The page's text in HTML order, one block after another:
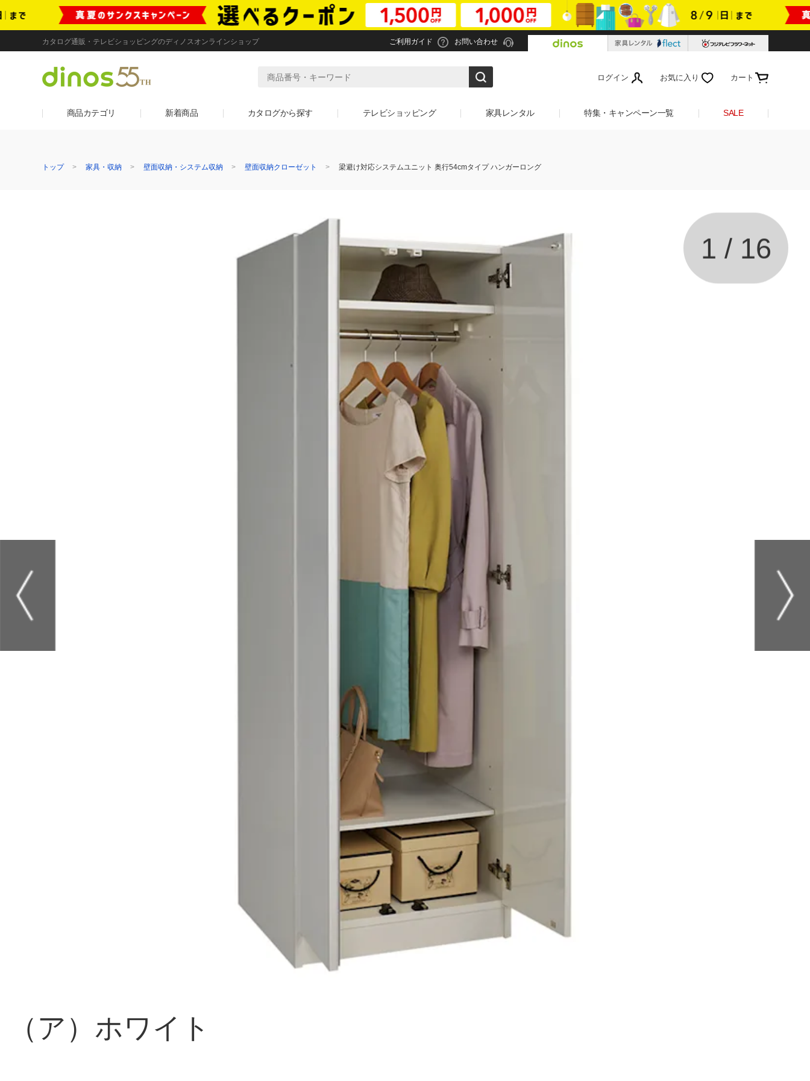
カタログ通販・テレビショッピングのディノスオンラインショップ ご利用ガイド お問い合わせ
ログイン お気に入り カート
商品カテゴリ 新着商品 カタログから探す テレビショッピング 家具レンタル 特集・キャンペーン一覧 SALE
トップ 家具・収納 壁面収納・システム収納 壁面収納クローゼット 梁避け対応システムユニット 奥行54cmタイプ ハンガーロング
（ア）ホワイト
1 / 16